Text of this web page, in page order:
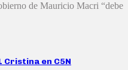
de Mauricio Macri “debe
Cristina en C5N